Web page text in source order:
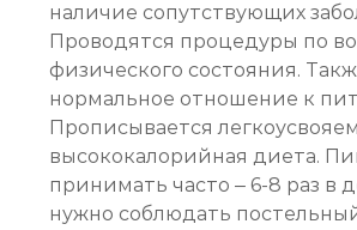
наличие сопутствующих
Проводятся процедуры по
физического состояния.
нормальное отношение к
Прописывается
высококалорийная диета.
принимать часто – 6-8 раз в
нужно соблюдать